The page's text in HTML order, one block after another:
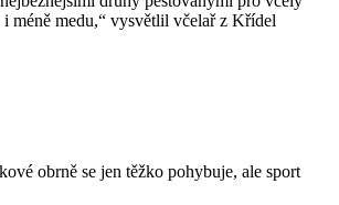
méně medu,“ vysvětlil včelař z Křídel
obrně se jen těžko pohybuje, ale sport